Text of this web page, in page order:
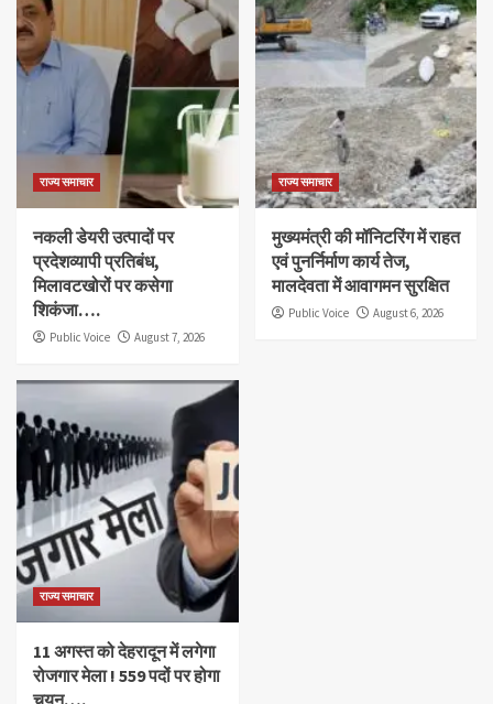
राज्य समाचार
नकली डेयरी उत्पादों पर
प्रदेशव्यापी प्रतिबंध,
मिलावटखोरों पर कसेगा
शिकंजा….
Public Voice August 7, 2026
राज्य समाचार
मुख्यमंत्री की मॉनिटरिंग में राहत
एवं पुनर्निर्माण कार्य तेज,
मालदेवता में आवागमन सुरक्षित
Public Voice August 6, 2026
राज्य समाचार
11 अगस्त को देहरादून में लगेगा
रोजगार मेला ! 559 पदों पर होगा